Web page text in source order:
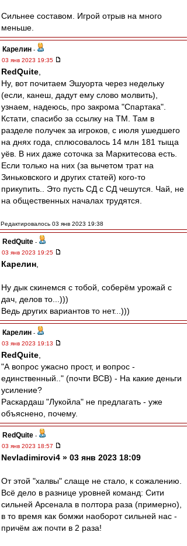
Сильнее составом. Игрой отрыв на много
меньше.
Карелин -
03 янв 2023 19:35
RedQuite
Ну, вот почитаем Эшуорта через недельку
(если, канеш, дадут ему слово молвить),
узнаем, надеюсь, про закрома "Спартака".
Кстати, спасибо за ссылку на ТМ. Там в
разделе получек за игроков, с июля ушедшего
на днях года, сплюсовалось 14 млн 181 тыща
уёв. В них даже соточка за Маркитесова есть.
Если только на них (за вычетом трат на
Зиньковского и других статей) кого-то
прикупить.. Это пусть СД с СД чешутся. Чай, не
на общественных началах трудятся.
Редактировалось 03 янв 2023 19:38
RedQuite -
03 янв 2023 19:25
Карелин
Ну дык скинемся с тобой, соберём урожай с
дач, делов то...)))
Ведь других вариантов то нет...)))
Карелин -
03 янв 2023 19:13
RedQuite
"А вопрос ужасно прост, и вопрос -
единственный.." (почти ВСВ) - На какие деньги
усиление?
Раскардаш "Лукойла" не предлагать - уже
объяснено, почему.
RedQuite -
03 янв 2023 18:57
Nevladimirovi4 » 03 янв 2023 18:09
От этой "халвы" слаще не стало, к сожалению.
Всё дело в разнице уровней команд: Сити
сильней Арсенала в полтора раза (примерно),
в то время как бомжи наоборот сильней нас -
причём аж почти в 2 раза!